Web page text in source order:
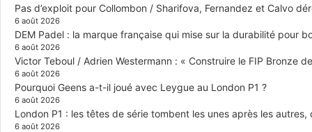
Pas d’exploit pour Collombon / Sharifova, Fernandez et Calvo
6 août 2026
DEM Padel : la marque française qui mise sur la durabilité pour
6 août 2026
Victor Teboul / Adrien Westermann : « Construire le FIP Bronze
6 août 2026
Pourquoi Geens a-t-il joué avec Leygue au London P1 ?
6 août 2026
London P1 : les têtes de série tombent les unes après les autres,
6 août 2026